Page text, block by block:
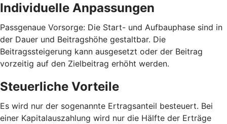
Individuelle Anpassungen
Passgenaue Vorsorge: Die Start- und Aufbauphase sind in
der Dauer und Beitragshöhe gestaltbar. Die
Beitragssteigerung kann ausgesetzt oder der Beitrag
vorzeitig auf den Zielbeitrag erhöht werden.
Steuerliche Vorteile
Es wird nur der sogenannte Ertragsanteil besteuert. Bei
einer Kapitalauszahlung wird nur die Hälfte der Erträge